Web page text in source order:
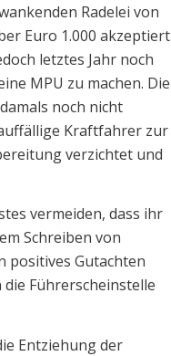
Radelei von
Euro 1.000 akzeptiert
letztes Jahr noch
MPU zu machen. Die
noch nicht
Kraftfahrer zur
verzichtet und
vermeiden, dass ihr
Schreiben von
positives Gutachten
Führerscheinstelle
Entziehung der